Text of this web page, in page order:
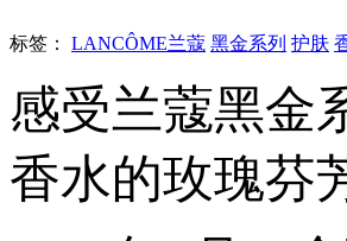
标签： LANCÔME兰蔻 黑金系列 护肤
感受兰蔻黑金
香水的玫瑰芬